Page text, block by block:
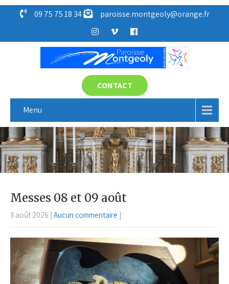
09 75 75 18 34 paroisse.montgeoly@orange.fr
CONTACT
Menu
Messes 08 et 09 août
3 août 2026 | Aucun commentaire |